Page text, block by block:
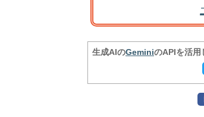
生成AIのGeminiのAPIを活用